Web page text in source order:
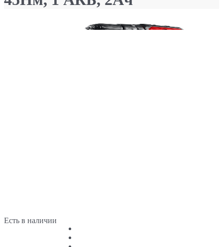
Есть в наличии